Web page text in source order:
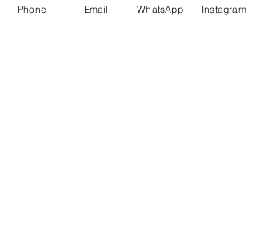
Phone Email WhatsApp Instagram